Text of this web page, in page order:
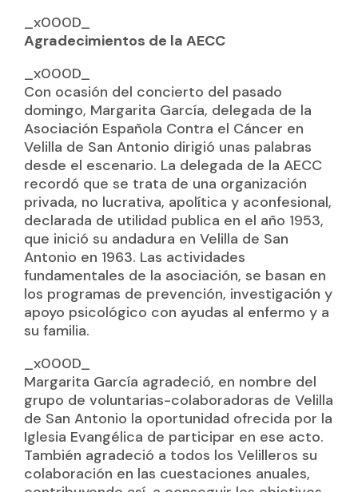
_x000D_
Agradecimientos de la AECC
_x000D_
Con ocasión del concierto del pasado
domingo, Margarita García, delegada de la
Asociación Española Contra el Cáncer en
Velilla de San Antonio dirigió unas palabras
desde el escenario. La delegada de la AECC
recordó que se trata de una organización
privada, no lucrativa, apolítica y aconfesional,
declarada de utilidad publica en el año 1953,
que inició su andadura en Velilla de San
Antonio en 1963. Las actividades
fundamentales de la asociación, se basan en
los programas de prevención, investigación y
apoyo psicológico con ayudas al enfermo y a
su familia.
_x000D_
Margarita García agradeció, en nombre del
grupo de voluntarias-colaboradoras de Velilla
de San Antonio la oportunidad ofrecida por la
Iglesia Evangélica de participar en ese acto.
También agradeció a todos los Velilleros su
colaboración en las cuestaciones anuales,